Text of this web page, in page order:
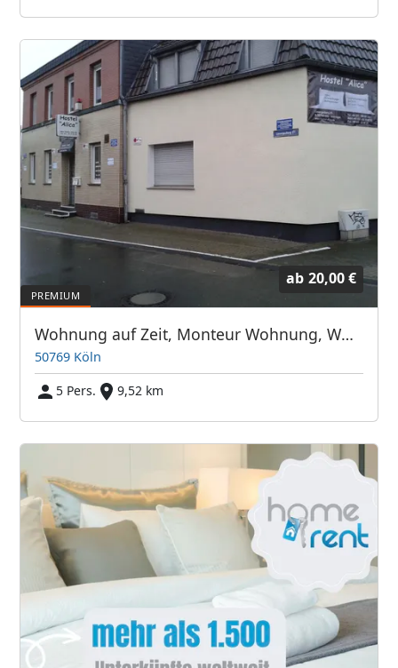
ab 20,00 €
Wohnung auf Zeit, Monteur Wohnung, Wohnung Nr.2 für 5 Personen
50769 Köln
5 Pers.
9,52 km